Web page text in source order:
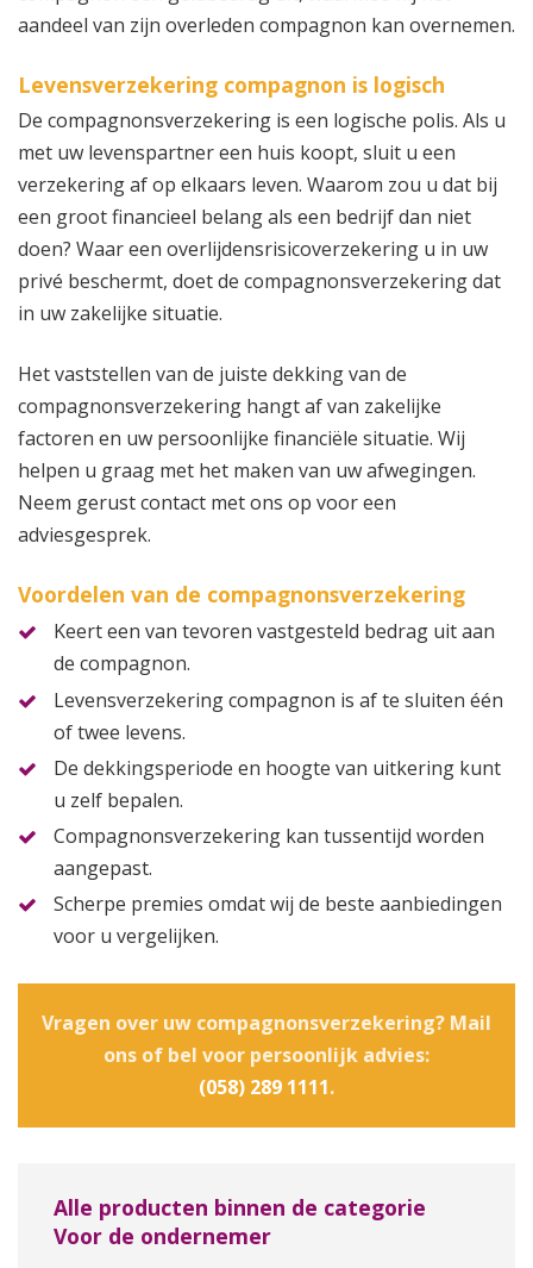
aandeel van zijn overleden compagnon kan overnemen.
Levensverzekering compagnon is logisch
De compagnonsverzekering is een logische polis. Als u
met uw levenspartner een huis koopt, sluit u een
verzekering af op elkaars leven. Waarom zou u dat bij
een groot financieel belang als een bedrijf dan niet
doen? Waar een overlijdensrisicoverzekering u in uw
privé beschermt, doet de compagnonsverzekering dat
in uw zakelijke situatie.
Het vaststellen van de juiste dekking van de
compagnonsverzekering hangt af van zakelijke
factoren en uw persoonlijke financiële situatie. Wij
helpen u graag met het maken van uw afwegingen.
Neem gerust contact met ons op voor een
adviesgesprek.
Voordelen van de compagnonsverzekering
Keert een van tevoren vastgesteld bedrag uit aan
de compagnon.
Levensverzekering compagnon is af te sluiten één
of twee levens.
De dekkingsperiode en hoogte van uitkering kunt
u zelf bepalen.
Compagnonsverzekering kan tussentijd worden
aangepast.
Scherpe premies omdat wij de beste aanbiedingen
voor u vergelijken.
Vragen over uw compagnonsverzekering? Mail
ons of bel voor persoonlijk advies:
(058) 289 1111.
Alle producten binnen de categorie
Voor de ondernemer